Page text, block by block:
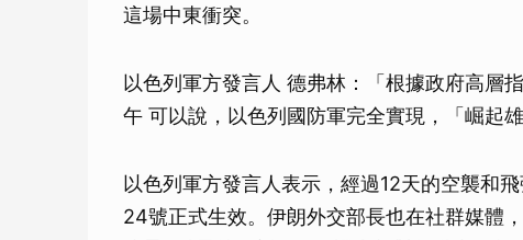
這場中東衝突。
以色列軍方發言人 德弗林：「根據政府高層
午 可以說，以色列國防軍完全實現，「崛起
以色列軍方發言人表示，經過12天的空襲和
24號正式生效。伊朗外交部長也在社群媒體